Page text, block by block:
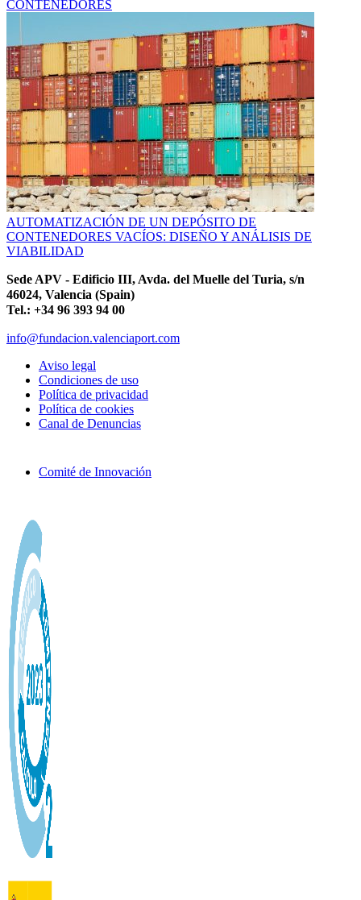
CONTENEDORES
AUTOMATIZACIÓN DE UN DEPÓSITO DE
CONTENEDORES VACÍOS: DISEÑO Y ANÁLISIS DE
VIABILIDAD
Sede APV - Edificio III, Avda. del Muelle del Turia, s/n
46024, Valencia (Spain)
Tel.: +34 96 393 94 00
info@fundacion.valenciaport.com
Aviso legal
Condiciones de uso
Política de privacidad
Política de cookies
Canal de Denuncias
Comité de Innovación